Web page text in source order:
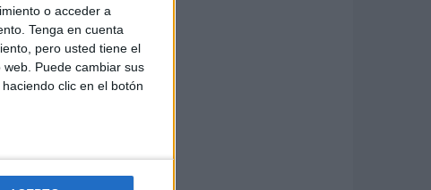
o acceder a
Tenga en cuenta
pero usted tiene el
Puede cambiar sus
clic en el botón